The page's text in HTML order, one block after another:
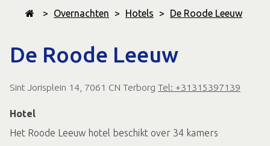
> Overnachten > Hotels > De Roode Leeuw
De Roode Leeuw
Sint Jorisplein 14, 7061 CN Terborg Tel: +31315397139
Hotel
Het Roode Leeuw hotel beschikt over 34 kamers